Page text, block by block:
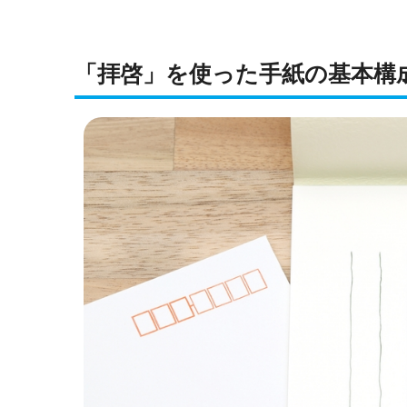
「拝啓」を使った手紙の基本構